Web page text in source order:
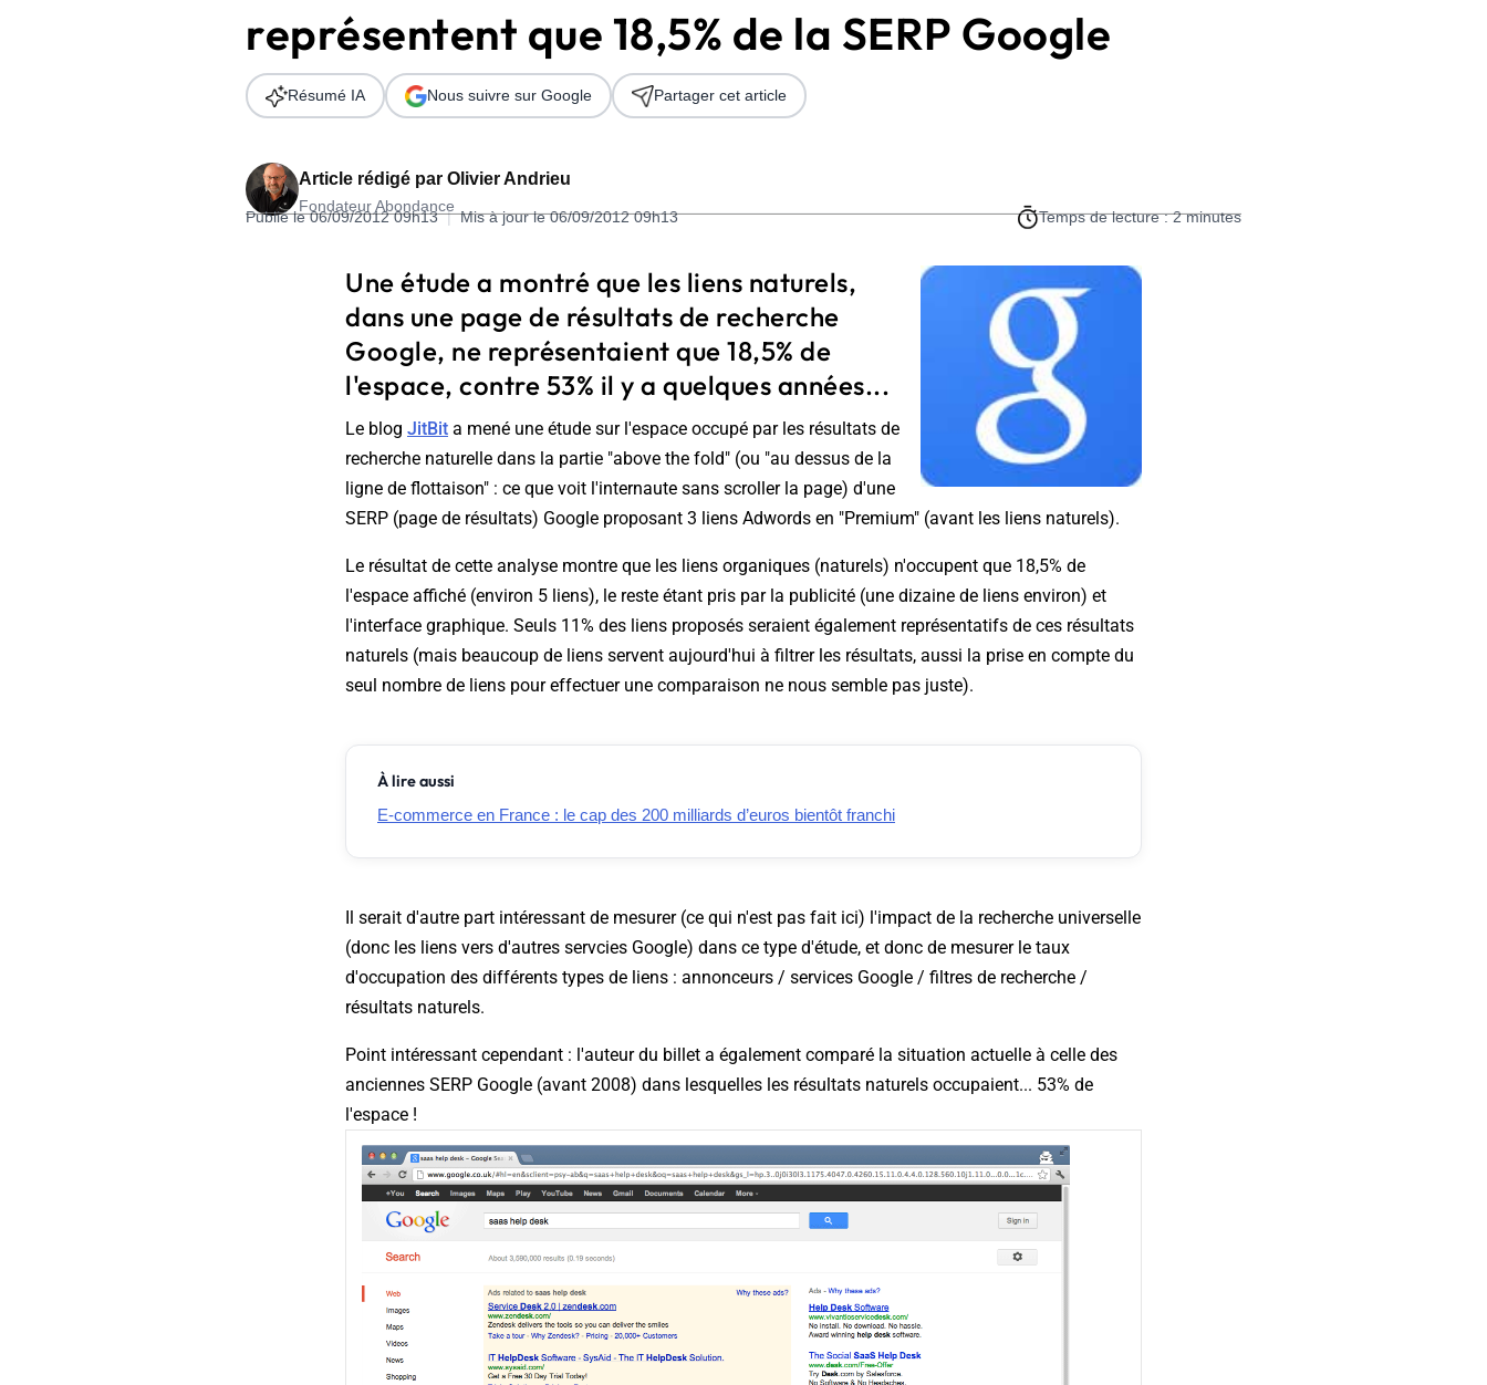
Télécharger l'Ebook
Formation SEO & GEO - Edition 2026
représentent que 18,5% de la SERP Google
Article rédigé par Olivier Andrieu
Fondateur Abondance
Publié le 06/09/2012 09h13 | Mis à jour le 06/09/2012 09h13 Temps de lecture : 2 minutes
Résumé IA Nous suivre sur Google Partager cet article
Une étude a montré que les liens naturels,
dans une page de résultats de recherche
Google, ne représentaient que 18,5% de
l'espace, contre 53% il y a quelques années...
Le blog JitBit a mené une étude sur l'espace occupé par les résultats de
recherche naturelle dans la partie "above the fold" (ou "au dessus de la
ligne de flottaison" : ce que voit l'internaute sans scroller la page) d'une
SERP (page de résultats) Google proposant 3 liens Adwords en "Premium" (avant les liens naturels).
Le résultat de cette analyse montre que les liens organiques (naturels) n'occupent que 18,5% de
l'espace affiché (environ 5 liens), le reste étant pris par la publicité (une dizaine de liens environ) et
l'interface graphique. Seuls 11% des liens proposés seraient également représentatifs de ces résultats
naturels (mais beaucoup de liens servent aujourd'hui à filtrer les résultats, aussi la prise en compte du
seul nombre de liens pour effectuer une comparaison ne nous semble pas juste).
À lire aussi
E-commerce en France : le cap des 200 milliards d’euros bientôt franchi
Il serait d'autre part intéressant de mesurer (ce qui n'est pas fait ici) l'impact de la recherche universelle
(donc les liens vers d'autres servcies Google) dans ce type d'étude, et donc de mesurer le taux
d'occupation des différents types de liens : annonceurs / services Google / filtres de recherche /
résultats naturels.
Point intéressant cependant : l'auteur du billet a également comparé la situation actuelle à celle des
anciennes SERP Google (avant 2008) dans lesquelles les résultats naturels occupaient... 53% de
l'espace !